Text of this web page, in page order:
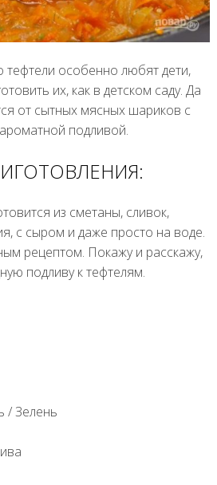
тефтели особенно любят дети,
их, как в детском саду. Да
от сытных мясных шариков с
подливой.
из сметаны, сливок,
с сыром и даже просто на воде.
рецептом. Покажу и расскажу,
подливу к тефтелям.
/Зелень